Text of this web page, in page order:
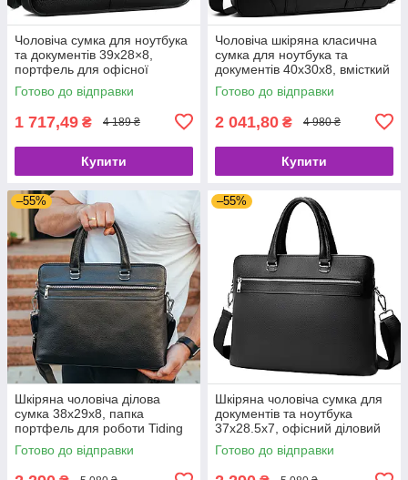
Чоловіча сумка для ноутбука
та документів 39x28×8,
портфель для офісної
роботи, чорний
Готово до відправки
1 717,49 ₴ 4 189 ₴
Купити
Чоловіча шкіряна класична
сумка для ноутбука та
документів 40x30x8, вмісткий
портфель для паперів KL-
63834, чорний
Готово до відправки
2 041,80 ₴ 4 980 ₴
Купити
–55%
Шкіряна чоловіча ділова
сумка 38x29x8, папка
портфель для роботи Tiding
Bag 30987 чорна
Готово до відправки
–55%
Шкіряна чоловіча сумка для
документів та ноутбука
37х28.5х7, офісний діловий
портфель Tiding Bag
NV23712 чорний
Готово до відправки